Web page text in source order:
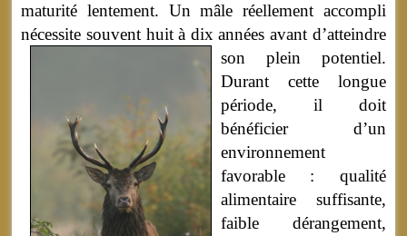
maturité lentement. Un mâle réellement accompli
nécessite souvent huit à dix années avant d’atteindre
son plein potentiel.
Durant cette longue
période, il doit
bénéficier d’un
environnement
favorable : qualité
alimentaire suffisante,
faible dérangement,